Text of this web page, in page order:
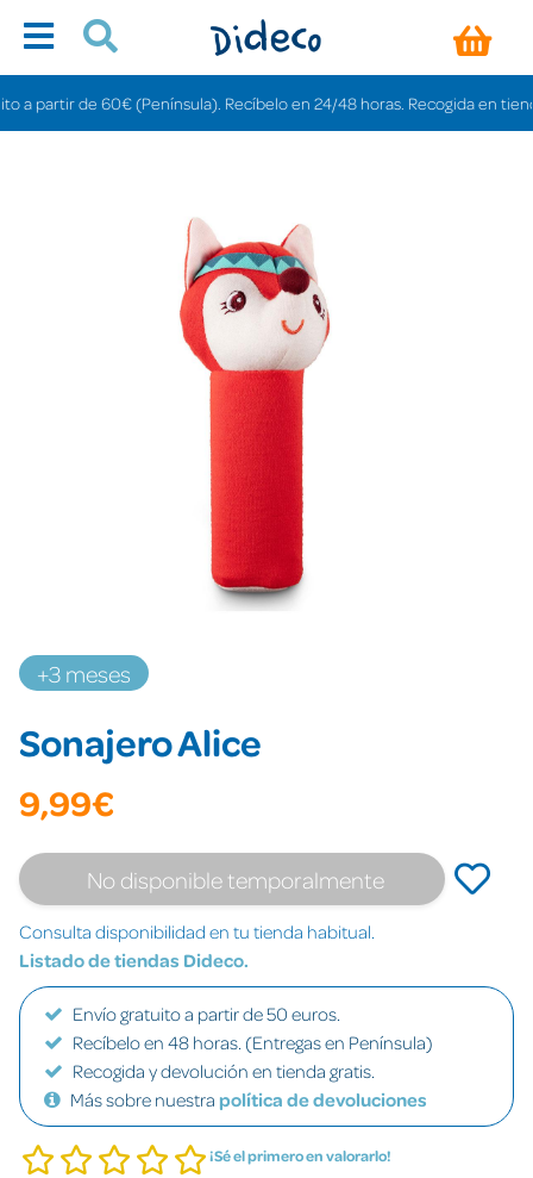
de 60€ (Península). Recíbelo en 24/48 horas. Recogida en tiendas
+3 meses
Sonajero Alice
9,99€
No disponible temporalmente
Consulta disponibilidad en tu tienda habitual.
Listado de tiendas Dideco.
Envío gratuito a partir de 50 euros.
Recíbelo en 48 horas. (Entregas en Península)
Recogida y devolución en tienda gratis.
Más sobre nuestra política de devoluciones
¡Sé el primero en valorarlo!